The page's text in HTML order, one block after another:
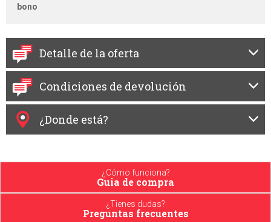
bono
Detalle de la oferta
Condiciones de devolución
¿Donde está?
¿Cómo funciona?
Guia de compra
¿Tienes dudas?
Preguntas frecuentes